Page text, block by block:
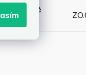
Katalógové
: